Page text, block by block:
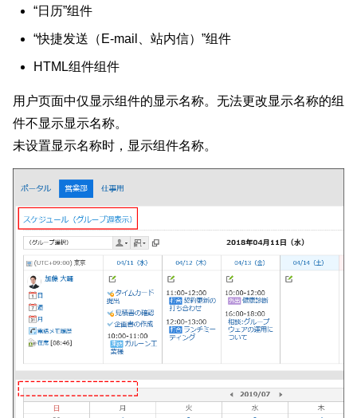
“日历”组件
“快捷发送（E-mail、站内信）”组件
HTML组件组件
用户页面中仅显示组件的显示名称。无法更改显示名称的组
件不显示显示名称。
未设置显示名称时，显示组件名称。